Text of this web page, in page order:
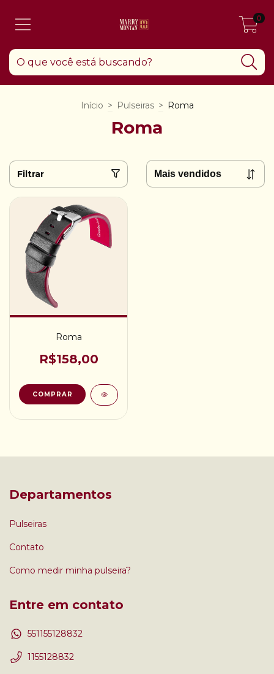
0
Início > Pulseiras > Roma
Roma
Filtrar
Roma
R$158,00
COMPRAR
Departamentos
Pulseiras
Contato
Como medir minha pulseira?
Entre em contato
551155128832
1155128832